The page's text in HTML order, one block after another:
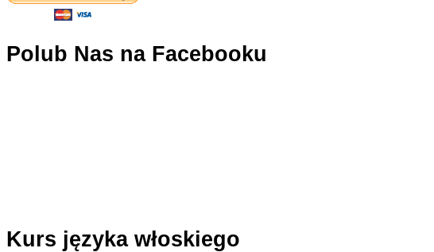
Polub Nas na Facebooku
Kurs języka włoskiego